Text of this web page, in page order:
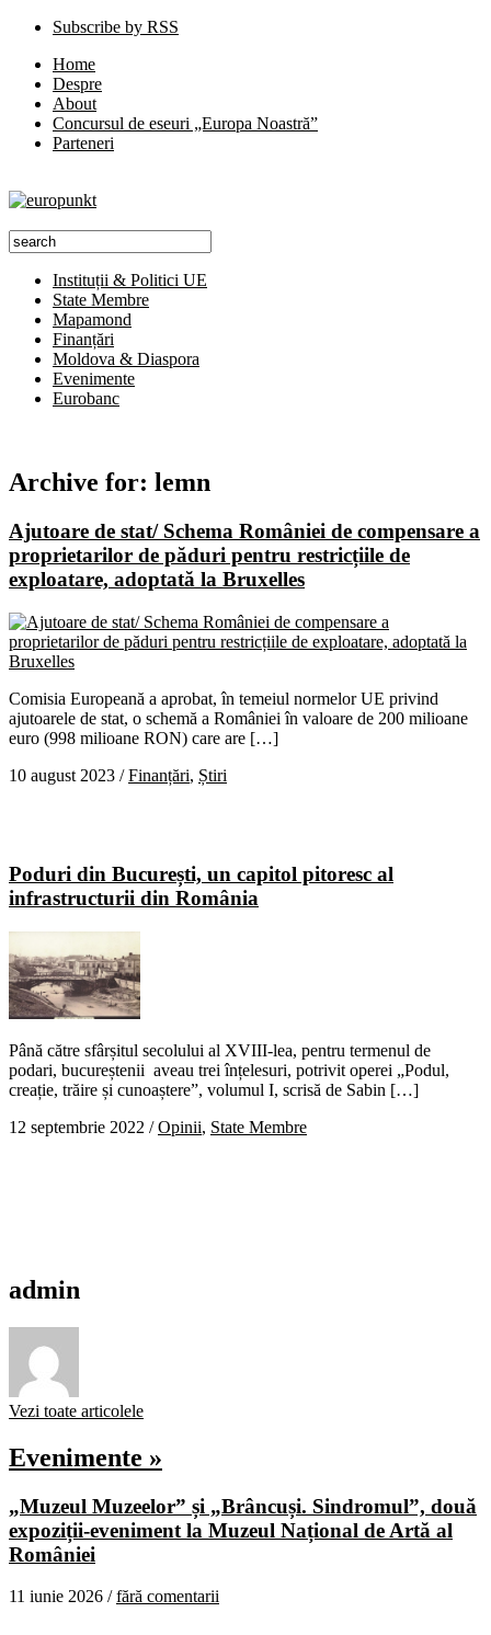
Subscribe by RSS
Home
Despre
About
Concursul de eseuri „Europa Noastră”
Parteneri
Instituții & Politici UE
State Membre
Mapamond
Finanțări
Moldova & Diaspora
Evenimente
Eurobanc
Archive for: lemn
Ajutoare de stat/ Schema României de compensare a
proprietarilor de păduri pentru restricțiile de
exploatare, adoptată la Bruxelles
Comisia Europeană a aprobat, în temeiul normelor UE privind
ajutoarele de stat, o schemă a României în valoare de 200 milioane
euro (998 milioane RON) care are […]
10 august 2023 /Finanțări, Știri
Poduri din București, un capitol pitoresc al
infrastructurii din România
Până către sfârșitul secolului al XVIII-lea, pentru termenul de
podari, bucureștenii aveau trei înțelesuri, potrivit operei „Podul,
creație, trăire și cunoaștere”, volumul I, scrisă de Sabin […]
12 septembrie 2022 /Opinii, State Membre
admin
Vezi toate articolele
Evenimente »
„Muzeul Muzeelor” și „Brâncuși. Sindromul”, două
expoziții-eveniment la Muzeul Național de Artă al
României
11 iunie 2026 /fără comentarii